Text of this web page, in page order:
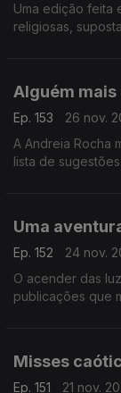
Uma edição feita
religiosas,
Alguém mais
Ep. 153
26 nov.
A Andreia Rocha
lista de
Uma
Ep. 152
24 nov.
O acender das
publicações que
Misses
Ep. 151 21 nov.